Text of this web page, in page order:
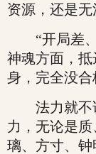
资源，还是无
“开局差、
神魂方面，
身，完全没合
法力就不说
力，无论是
璃、方寸、钟